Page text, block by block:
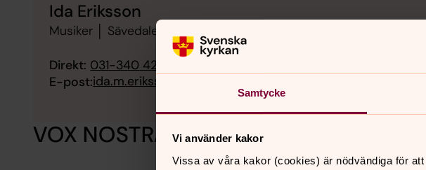
Samtycke
Vi använder kakor
Vissa av våra kakor (cookies) är nödvändiga för
Ida Eriksson
Musiker │ Sävedalens församling,
Direkt: 031-340 42 34
E-post:ida.m.eriksson@svenskakyrkan.se
VOX NOSTRA - Sävedalens